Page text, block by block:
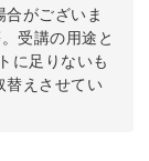
がございま
受講の用途と
に足りないも
替えさせてい